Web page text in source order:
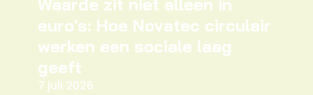
Waarde zit niet alleen in
euro's: Hoe Novatec circulair
werken een sociale laag
geeft
7 juli 2026